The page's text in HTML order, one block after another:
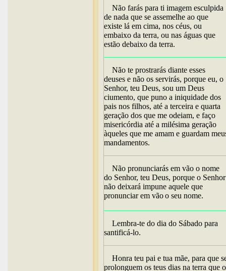
Não farás para ti imagem esculpida
de nada que se assemelhe ao que
existe lá em cima, nos céus, ou
embaixo da terra, ou nas águas que
estão debaixo da terra.
Não te prostrarás diante esses
deuses e não os servirás, porque eu, o
Senhor, teu Deus, sou um Deus
ciumento, que puno a iniquidade dos
pais nos filhos, até a terceira e quarta
geração dos que me odeiam, e faço
misericórdia até a milésima geração
àqueles que me amam e guardam
mandamentos.
Não pronunciarás em vão o nome
do Senhor, teu Deus, porque o Senhor
não deixará impune aquele que
pronunciar em vãoo seu nome.
Lembra-te do dia do Sábado para
santificá-lo.
Honra teu pai e tua mãe, para que
prolonguem os teus dias na terra que o